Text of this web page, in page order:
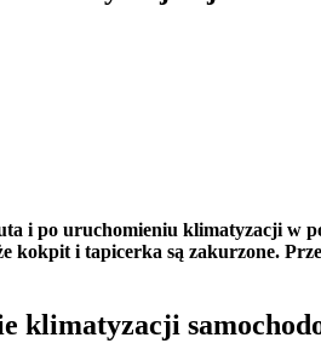
i po uruchomieniu klimatyzacji w
kokpit i tapicerka są zakurzone.
klimatyzacji